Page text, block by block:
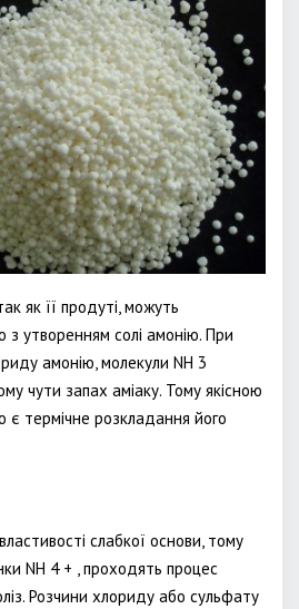
як її продуті, можуть
з утворенням солі амонію. При
амонію, молекули NH 3
чути запах аміаку. Тому якісною
є термічне розкладання його
слабкої основи, тому
NH 4 + , проходять процес
Розчини хлориду або сульфату